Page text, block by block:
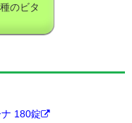
のビタ
ナ 180錠